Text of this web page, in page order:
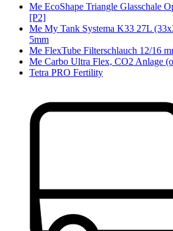
Me EcoShape Triangle Glasschale
[P2]
Me My Tank Systema K33 27L
5mm
Me FlexTube Filterschlauch 12/16
Me Carbo Ultra Flex, CO2 Anlage
Tetra PRO Fertility